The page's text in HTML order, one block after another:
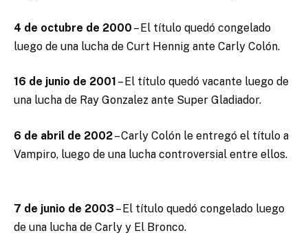
4 de octubre de 2000 – El título quedó congelado
luego de una lucha de Curt Hennig ante Carly Colón.
16 de junio de 2001 – El título quedó vacante luego de
una lucha de Ray Gonzalez ante Super Gladiador.
6 de abril de 2002– Carly Colón le entregó el título a
Vampiro, luego de una lucha controversial entre ellos.
7 de junio de 2003 – El título quedó congelado luego
de una lucha de Carly y El Bronco.